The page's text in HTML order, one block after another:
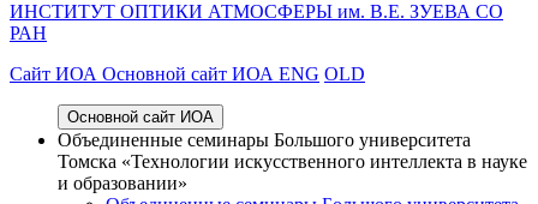
ИНСТИТУТ ОПТИКИ АТМОСФЕРЫ им. В.Е. ЗУЕВА СО
РАН
Cайт ИОА Основной сайт ИОА ENG OLD
Основной сайт ИОА
Объединенные семинары Большого университета
Томска «Технологии искусственного интеллекта в науке
и образовании»